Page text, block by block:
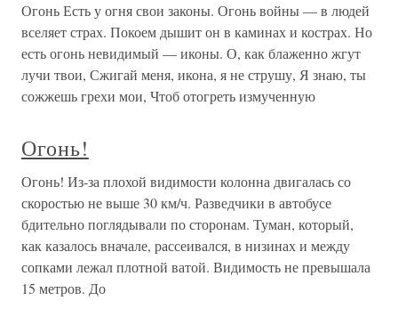
Огонь Есть у огня свои законы. Огонь войны — в людей
вселяет страх. Покоем дышит он в каминах и кострах. Но
есть огонь невидимый — иконы. О, как блаженно жгут
лучи твои, Сжигай меня, икона, я не струшу, Я знаю, ты
сожжешь грехи мои, Чтоб отогреть измученную
Огонь!
Огонь! Из-за плохой видимости колонна двигалась со
скоростью не выше 30 км/ч. Разведчики в автобусе
бдительно поглядывали по сторонам. Туман, который,
как казалось вначале, рассеивался, в низинах и между
сопками лежал плотной ватой. Видимость не превышала
15 метров. До